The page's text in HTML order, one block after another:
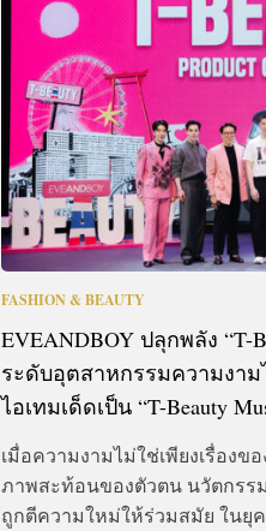
FASHION & BEAUTY
EVEANDBOY ปลุกพลัง “T-
ระดับอุตสาหกรรมความงาม
ไอเทมเด็ดเป็น “T-Beauty
เมื่อความงามไม่ใช่เพียงเรื่อง
ภาพสะท้อนของตัวตน นวัตกรร
ถูกตีความใหม่ให้ร่วมสมัย ในยุ